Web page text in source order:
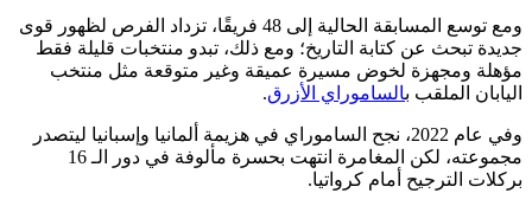
ومع توسع المسابقة الحالية إلى 48 فريقًا، تزداد الفرص لظهور قوى
جديدة تبحث عن كتابة التاريخ؛ ومع ذلك، تبدو منتخبات قليلة فقط
مؤهلة ومجهزة لخوض مسيرة عميقة وغير متوقعة مثل منتخب
اليابان الملقب بالساموراي الأزرق.
وفي عام 2022، نجح الساموراي في هزيمة ألمانيا وإسبانيا ليتصدر
مجموعته، لكن المغامرة انتهت بحسرة مألوفة في دور الـ 16
بركلات الترجيح أمام كرواتيا.